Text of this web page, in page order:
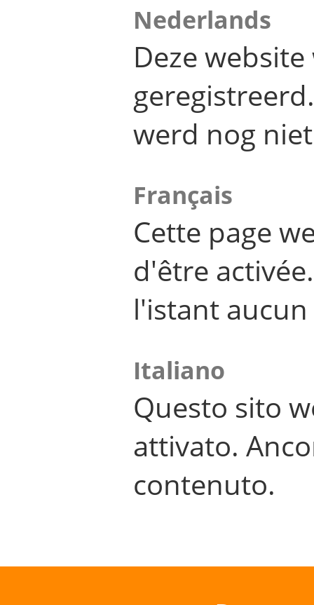
Nederlands
Deze
werd nog
Français
Cette page
d'être
l'istant
Italiano
Questo sito
attivato.
contenuto.